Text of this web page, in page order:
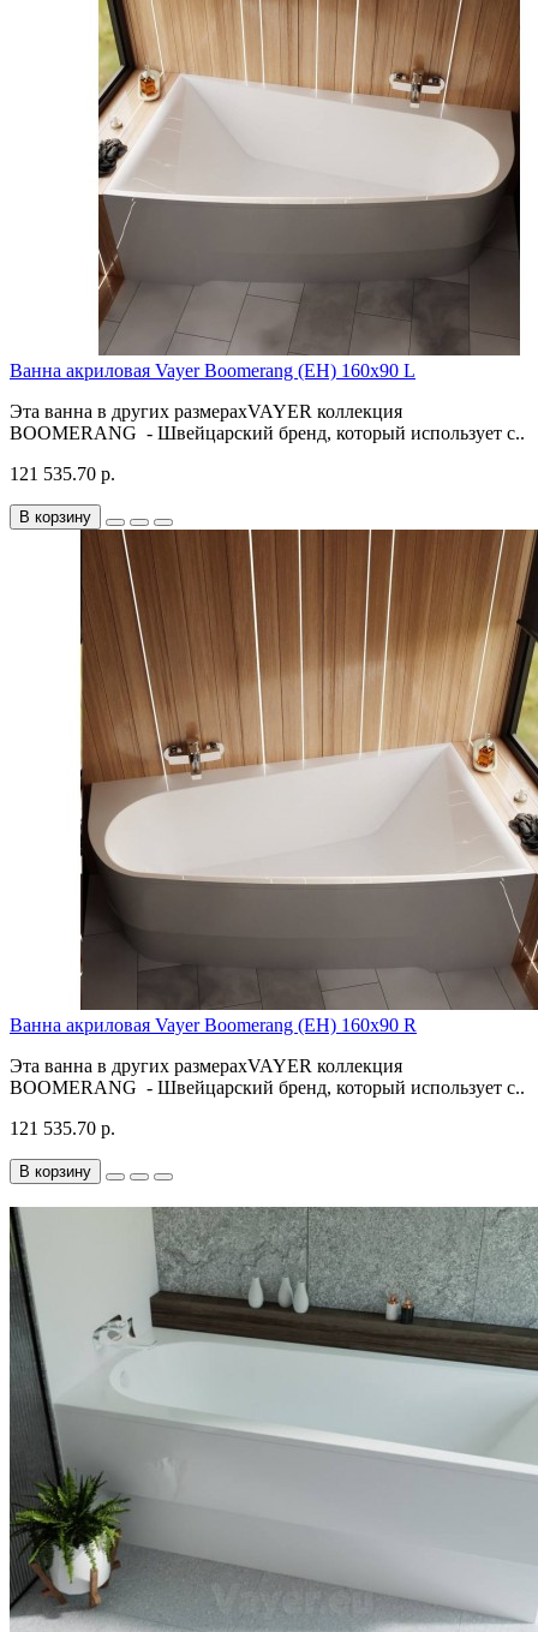
Ванна акриловая Vayer Boomerang (EH) 160x90 L
Эта ванна в других размерахVAYER коллекция
BOOMERANG - Швейцарский бренд, который использует с..
121 535.70 р.
В корзину
Ванна акриловая Vayer Boomerang (EH) 160x90 R
Эта ванна в других размерахVAYER коллекция
BOOMERANG - Швейцарский бренд, который использует с..
121 535.70 р.
В корзину